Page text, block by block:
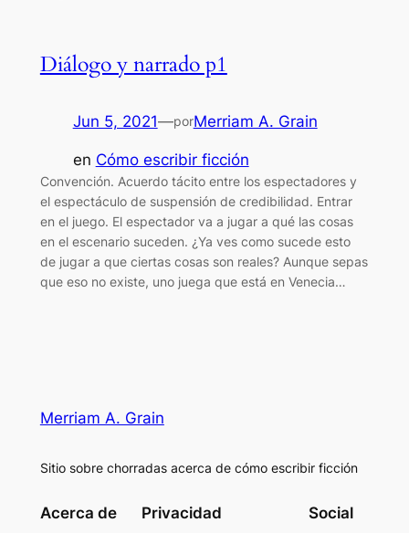
Diálogo y narrado p1
Jun 5, 2021—porMerriam A. Grain
en Cómo escribir ficción
Convención. Acuerdo tácito entre los espectadores y
el espectáculo de suspensión de credibilidad. Entrar
en el juego. El espectador va a jugar a qué las cosas
en el escenario suceden. ¿Ya ves como sucede esto
de jugar a que ciertas cosas son reales? Aunque sepas
que eso no existe, uno juega que está en Venecia…
Merriam A. Grain
Sitio sobre chorradas acerca de cómo escribir ficción
Acerca de Privacidad Social